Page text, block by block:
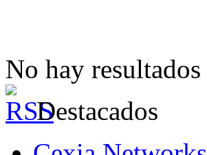
No hay resultados
Destacados